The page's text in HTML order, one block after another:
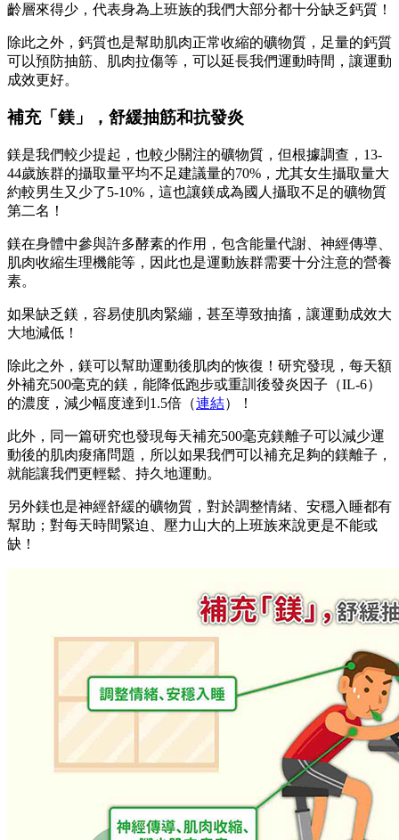
齡層來得少，代表身為上班族的我們大部分都十分缺乏鈣質！
除此之外，鈣質也是幫助肌肉正常收縮的礦物質，足量的鈣質
可以預防抽筋、肌肉拉傷等，可以延長我們運動時間，讓運動
成效更好。
補充「鎂」，舒緩抽筋和抗發炎
鎂是我們較少提起，也較少關注的礦物質，但根據調查，13-
44歲族群的攝取量平均不足建議量的70%，尤其女生攝取量大
約較男生又少了5-10%，這也讓鎂成為國人攝取不足的礦物質
第二名！
鎂在身體中參與許多酵素的作用，包含能量代謝、神經傳導、
肌肉收縮生理機能等，因此也是運動族群需要十分注意的營養
素。
如果缺乏鎂，容易使肌肉緊繃，甚至導致抽搐，讓運動成效大
大地減低！
除此之外，鎂可以幫助運動後肌肉的恢復！研究發現，每天額
外補充500毫克的鎂，能降低跑步或重訓後發炎因子（IL-6）
的濃度，減少幅度達到1.5倍（連結）！
此外，同一篇研究也發現每天補充500毫克鎂離子可以減少運
動後的肌肉痠痛問題，所以如果我們可以補充足夠的鎂離子，
就能讓我們更輕鬆、持久地運動。
另外鎂也是神經舒緩的礦物質，對於調整情緒、安穩入睡都有
幫助；對每天時間緊迫、壓力山大的上班族來說更是不能或
缺！